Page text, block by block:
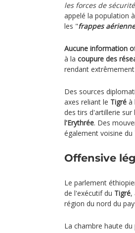
les forces de
appelé la population
les "frappes
Aucune information
à la coupure des
rendant
Des sources
axes reliant le Tigré à
des tirs d'artillerie
l'Erythrée. Des
également voisine du
Offensive
Le parlement
de l'exécutif du Tigré,
région du nord du
La chambre haute du